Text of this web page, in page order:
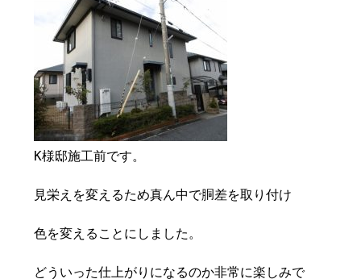
K様邸施工前です。
見栄えを変えるため真ん中で胴差を取り付け
色を変えることにしました。
どういった仕上がりになるのか非常に楽しみで